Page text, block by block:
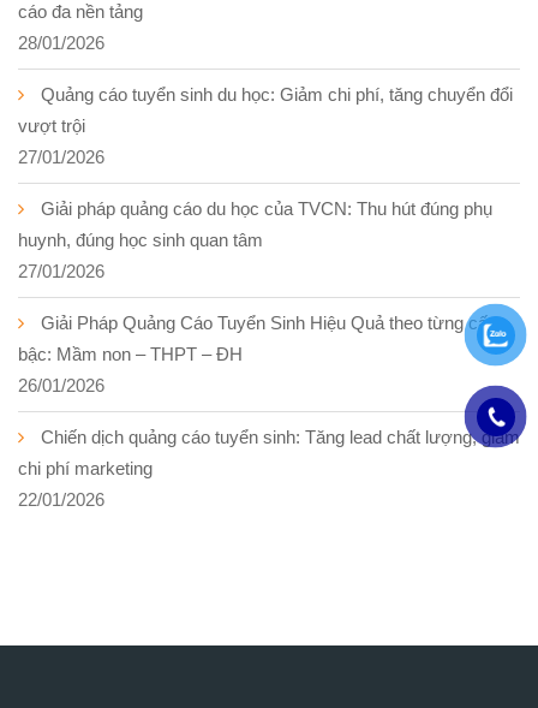
cáo đa nền tảng
28/01/2026
Quảng cáo tuyển sinh du học: Giảm chi phí, tăng chuyển đổi
vượt trội
27/01/2026
Giải pháp quảng cáo du học của TVCN: Thu hút đúng phụ
huynh, đúng học sinh quan tâm
27/01/2026
Giải Pháp Quảng Cáo Tuyển Sinh Hiệu Quả theo từng cấp
bậc: Mầm non – THPT – ĐH
26/01/2026
Chiến dịch quảng cáo tuyển sinh: Tăng lead chất lượng, giảm
chi phí marketing
22/01/2026